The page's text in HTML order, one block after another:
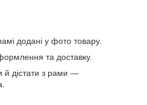
додані у фото товару.
та доставку.
й дістати з рами —